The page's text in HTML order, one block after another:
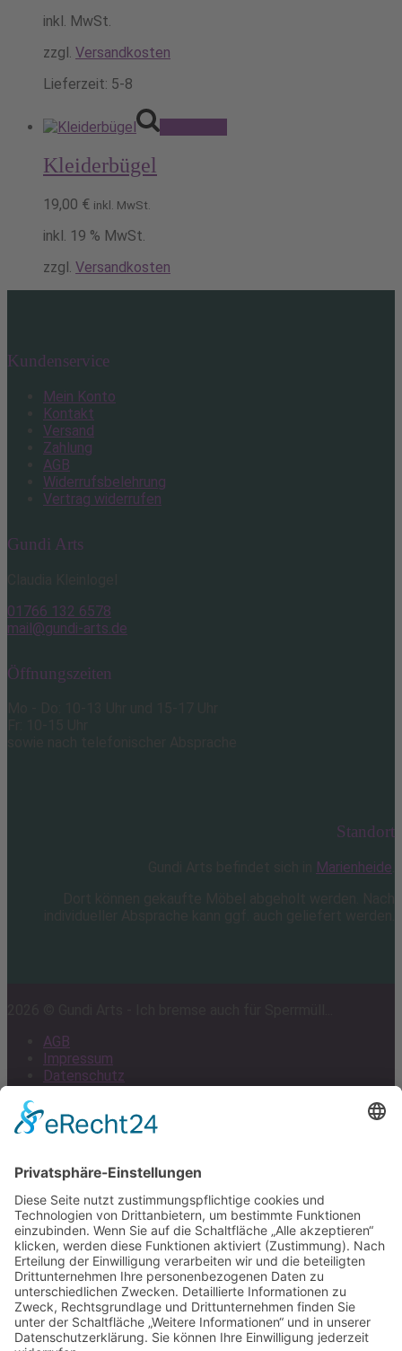
inkl. MwSt.
zzgl. Versandkosten
Lieferzeit: 5-8
Kleiderbügel
19,00 € inkl. MwSt.
inkl. 19 % MwSt.
zzgl. Versandkosten
Kundenservice
Mein Konto
Kontakt
Versand
Zahlung
AGB
Widerrufsbelehrung
Vertrag widerrufen
Gundi Arts
01766 132 6578
mail@gundi-arts.de
Öffnungszeiten
Standort
Marienheide
AGB
Impressum
Datenschutz
top